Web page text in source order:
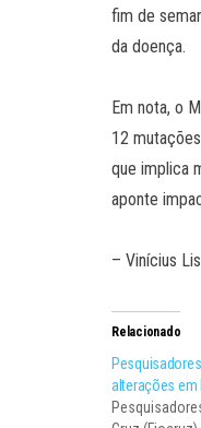
fim de
da doença.
Em nota, o
12
que implica
aponte
– Vinícius
Relacionado
alterações em